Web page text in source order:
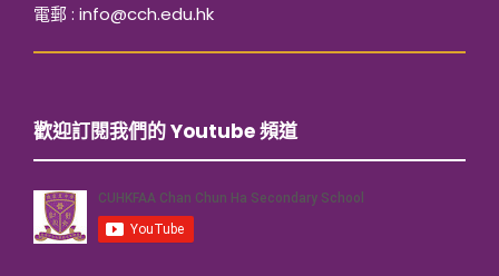
電郵 : info@cch.edu.hk
歡迎訂閱我們的 Youtube 頻道